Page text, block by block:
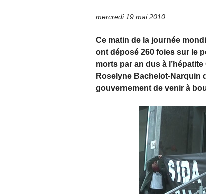
mercredi 19 mai 2010
Ce matin de la journée
ont déposé 260 foies sur le
morts par an dus à
Roselyne Bachelot-Narquin
gouvernement de venir à